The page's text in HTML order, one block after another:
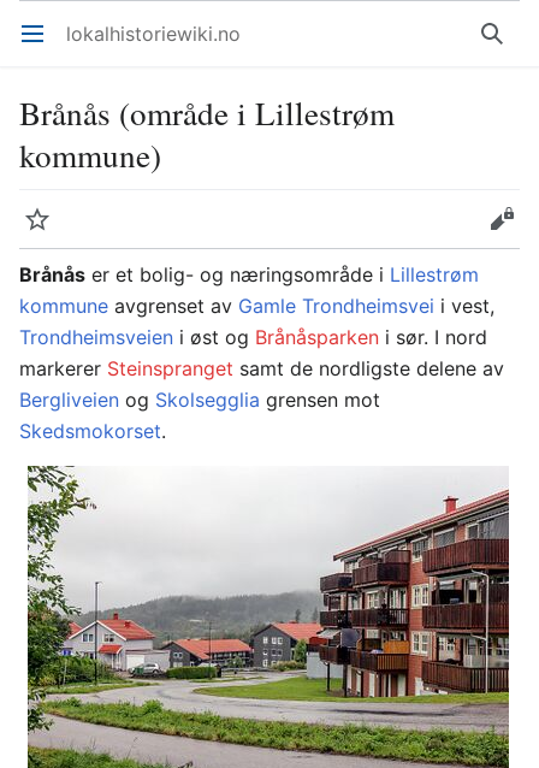
Åpne hovedmenyen lokalhistoriewiki.no Søk
Brånås (område i Lillestrøm
kommune)
Overvåk
Rediger
Brånås er et bolig- og næringsområde i Lillestrøm
kommune avgrenset av Gamle Trondheimsvei i vest,
Trondheimsveien i øst og Brånåsparken i sør. I nord
markerer Steinspranget samt de nordligste delene av
Bergliveien og Skolsegglia grensen mot
Skedsmokorset.